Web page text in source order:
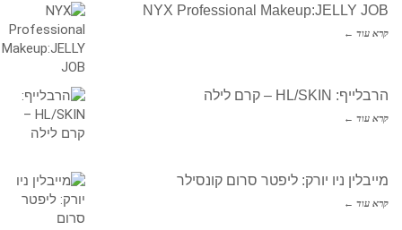
NYX Professional Makeup:JELLY JOB
קרא עוד ←
הרבלייף: HL/SKIN – קרם לילה
קרא עוד ←
מייבלין ניו יורק: ליפטר סרום קונסילר
קרא עוד ←